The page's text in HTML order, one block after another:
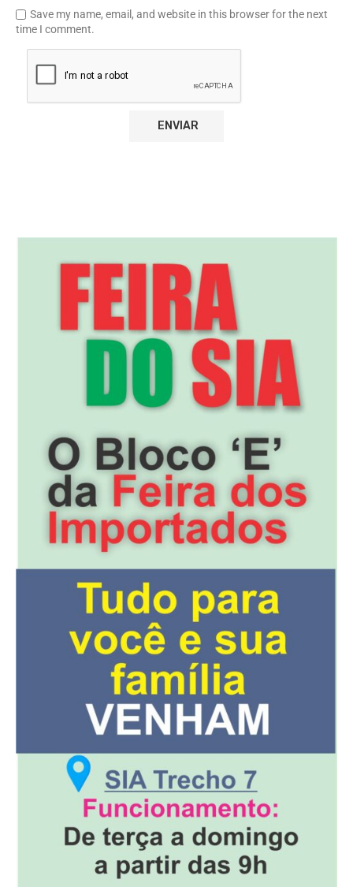
Save my name, email, and website in this browser for the next
time I comment.